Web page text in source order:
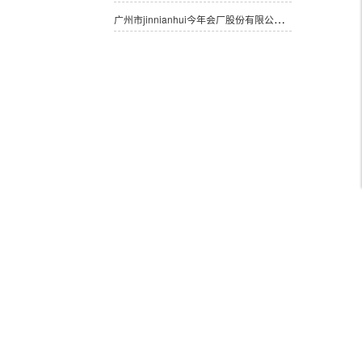
广州市jinnianhui今年会厂股份有限公司印刷产品加工年度合作资格项目中标候选人公示